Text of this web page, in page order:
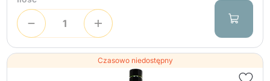
Czasowo niedostępny